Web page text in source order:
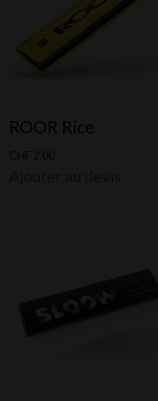
ROOR Rice
CHF 2.00